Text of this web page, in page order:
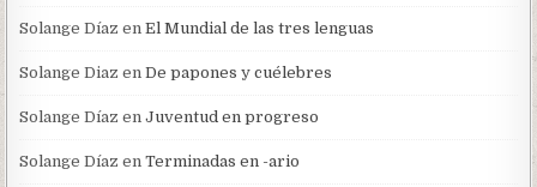
Solange Díaz enEl Mundial de las tres lenguas
Solange Diaz enDe papones y cuélebres
Solange Díaz enJuventud en progreso
Solange Díaz enTerminadas en -ario